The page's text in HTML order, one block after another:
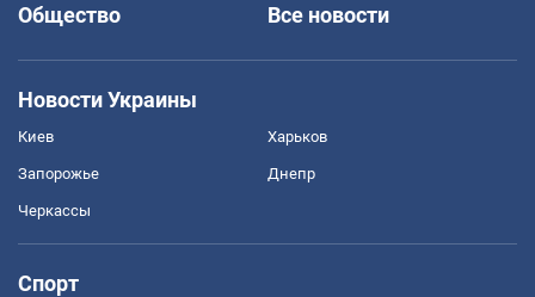
Общество
Все новости
Новости Украины
Киев Харьков
Запорожье Днепр
Черкассы
Спорт